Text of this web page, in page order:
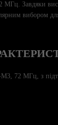
Завдяки
вибором
72 МГц, з